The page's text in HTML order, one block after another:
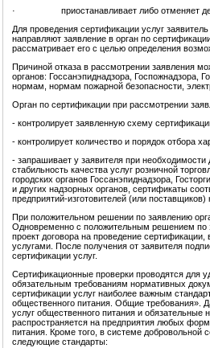
· приостанавливает либо отменяет
Для проведения сертификации услуг
направляют заявление в орган по
рассматривает его с целью определения
Причиной отказа в рассмотрении заявления
органов: Госсанэпиднадзора, Госпожнадзора,
нормам, нормам пожарной безопасности,
Орган по сертификации при рассмотрении
- контролирует заявленную схему
- контролирует количество и порядок отбора
- запрашивает у заявителя при
стабильность качества услуг розничной
городских органов Госсанэпиднадзора,
и других надзорных органов, сертификаты
предприятий-изготовителей (или
При положительном решении по заявлению
Одновременно с положительным решением по
проект договора на проведение
услугами. После получения от заявителя
сертификации услуг.
Сертификационные проверки проводятся для
обязательным требованиям нормативных
сертификации услуг наиболее важным
общественного питания. Общие требования».
услуг общественного питания и обязательные
распространяется на предприятия любых
питания. Кроме того, в системе добровольной
следующие стандарты: